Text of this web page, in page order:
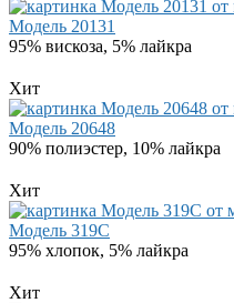
Модель 20131
95% вискоза, 5% лайкра
Хит
Модель 20648
90% полиэстер, 10% лайкра
Хит
Модель 319C
95% хлопок, 5% лайкра
Хит